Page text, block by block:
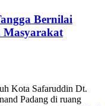
Bernilai
Masyarakat
Kota Safaruddin Dt.
Padang di ruang